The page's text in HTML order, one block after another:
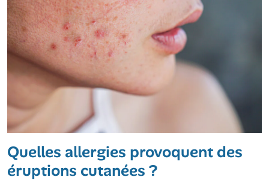
Quelles allergies provoquent des
éruptions cutanées ?